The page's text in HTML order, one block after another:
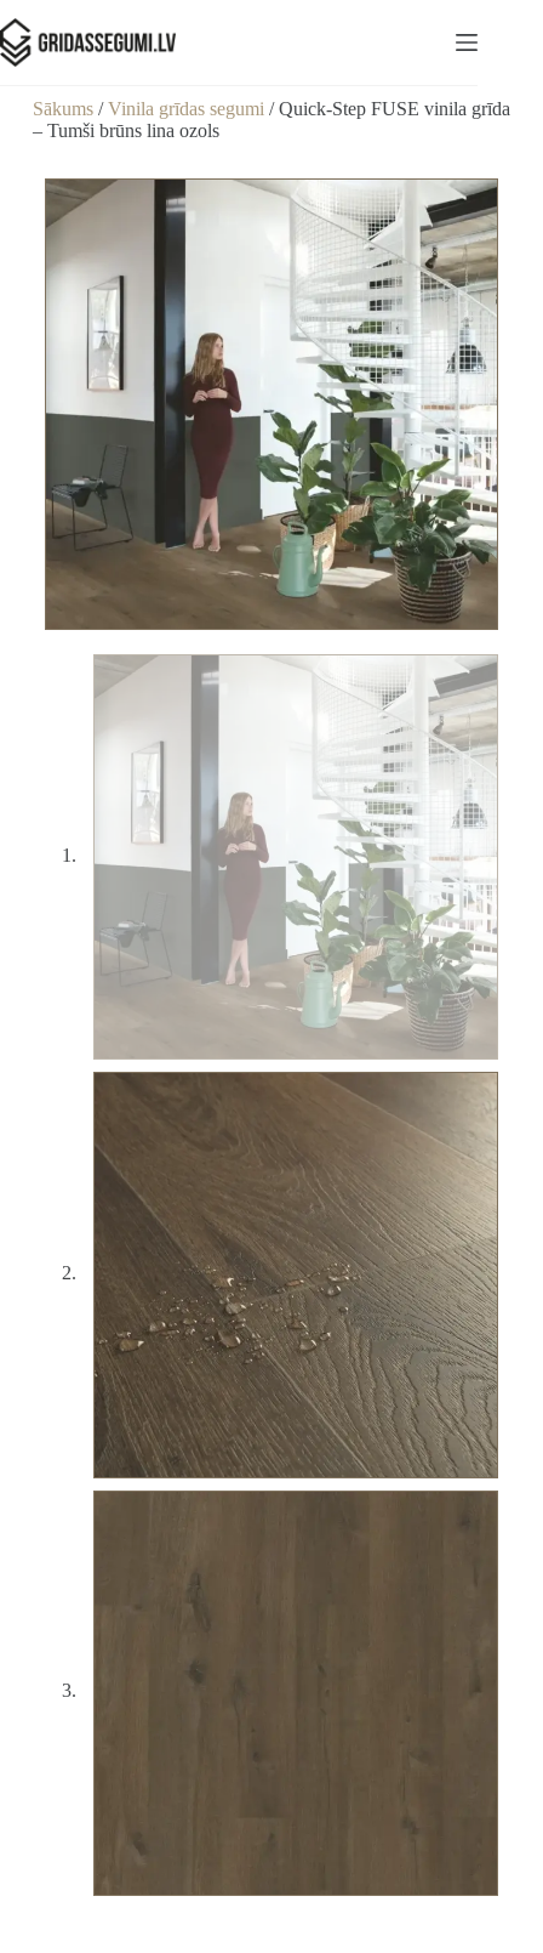
Sākums/Vinila grīdas segumi / Quick-Step FUSE vinila grīda
– Tumši brūns lina ozols